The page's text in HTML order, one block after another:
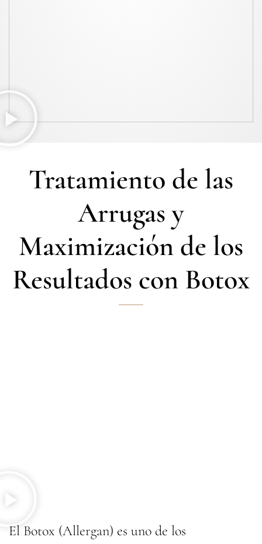
Tratamiento de las
Arrugas y
Maximización de los
Resultados con Botox
El Botox (Allergan) es uno de los